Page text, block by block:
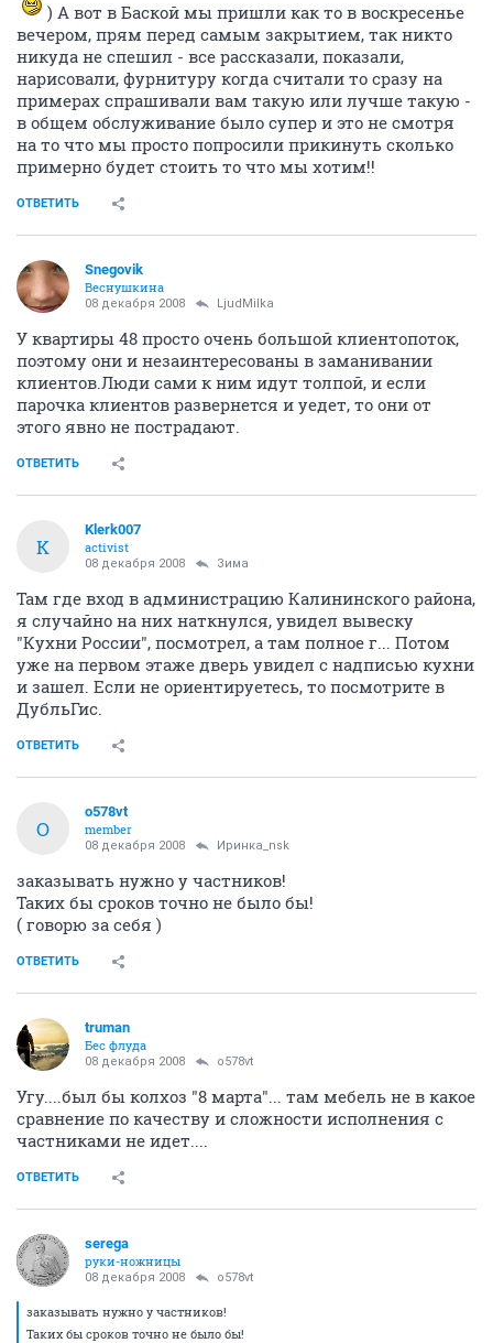
) А вот в Баской мы пришли как то в воскресенье
вечером, прям перед самым закрытием, так никто
никуда не спешил - все рассказали, показали,
нарисовали, фурнитуру когда считали то сразу на
примерах спрашивали вам такую или лучше такую -
в общем обслуживание было супер и это не смотря
на то что мы просто попросили прикинуть сколько
примерно будет стоить то что мы хотим!!
ОТВЕТИТЬ
Snegovik
Веснушкина
08 декабря 2008 LjudMilka
У квартиры 48 просто очень большой клиентопоток,
поэтому они и незаинтересованы в заманивании
клиентов.Люди сами к ним идут толпой, и если
парочка клиентов развернется и уедет, то они от
этого явно не пострадают.
ОТВЕТИТЬ
K
Klerk007
activist
08 декабря 2008 Зима
Там где вход в администрацию Калининского района,
я случайно на них наткнулся, увидел вывеску
"Кухни России", посмотрел, а там полное г... Потом
уже на первом этаже дверь увидел с надписью кухни
и зашел. Если не ориентируетесь, то посмотрите в
ДубльГис.
ОТВЕТИТЬ
O
o578vt
member
08 декабря 2008 Иринка_nsk
заказывать нужно у частников!
Таких бы сроков точно не было бы!
( говорю за себя )
ОТВЕТИТЬ
truman
Бес флуда
08 декабря 2008 o578vt
Угу....был бы колхоз "8 марта"... там мебель не в какое
сравнение по качеству и сложности исполнения с
частниками не идет....
ОТВЕТИТЬ
serega
руки-ножницы
08 декабря 2008 o578vt
заказывать нужно у частников!
Таких бы сроков точно не было бы!